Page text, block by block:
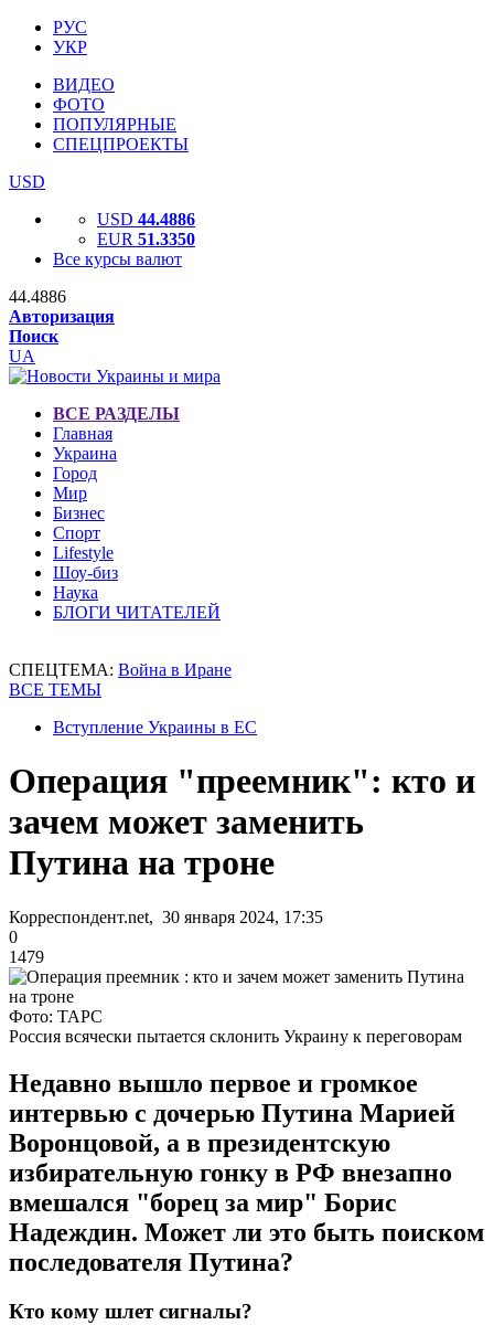
РУС
УКР
ВИДЕО
ФОТО
ПОПУЛЯРНЫЕ
СПЕЦПРОЕКТЫ
USD
USD 44.4886
EUR 51.3350
Все курсы валют
44.4886
Авторизация
Поиск
UA
ВСЕ РАЗДЕЛЫ
Главная
Украина
Город
Мир
Бизнес
Спорт
Lifestyle
Шоу-биз
Наука
БЛОГИ ЧИТАТЕЛЕЙ
СПЕЦТЕМА: Война в Иране
ВСЕ ТЕМЫ
Вступление Украины в ЕС
Операция "преемник": кто и
зачем может заменить
Путина на троне
Корреспондент.net, 30 января 2024, 17:35
0
1479
Фото: ТАРС
Россия всячески пытается склонить Украину к переговорам
Недавно вышло первое и громкое
интервью с дочерью Путина Марией
Воронцовой, а в президентскую
избирательную гонку в РФ внезапно
вмешался "борец за мир" Борис
Надеждин. Может ли это быть поиском
последователя Путина?
Кто кому шлет сигналы?